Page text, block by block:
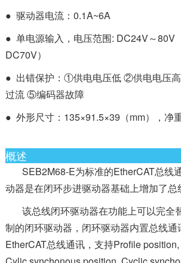
● 驱动器电流：0.1A~6A
● 单电源输入，电压范围: DC24V～80V
DC70V）
● 出错保护：①供电电压低 ②供电电压
过流 ⑤编码器故障
● 外形尺寸：135×91.5×39（mm），净
概述
SEB2M68-E为标准的EtherCAT总线
动器是在闭环步进驱动器基础上增加了总
该总线闭环驱动器在功能上可以完全
制的闭环驱动器，闭环驱动器内置总线通
EtherCAT总线通讯，支持Profile